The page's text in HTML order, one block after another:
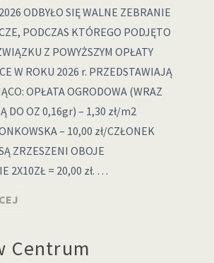
ODBYŁO SIĘ WALNE ZEBRANIE
PODCZAS KTÓREGO PODJĘTO
Z POWYŻSZYM OPŁATY
W ROKU 2026 r. PRZEDSTAWIAJĄ
OPŁATA OGRODOWA (WRAZ
DO OZ 0,16gr) – 1,30 zł/m2
– 10,00 zł/CZŁONEK
ZRZESZENI OBOJE
2X10ZŁ = 20,00 zł. …
Centrum